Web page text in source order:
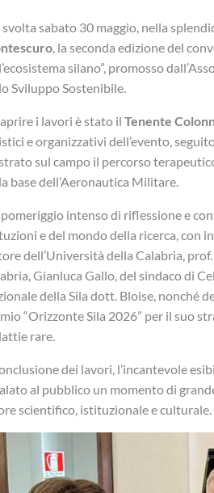
svolta sabato 30 maggio, nella
, la seconda edizione del
silano”, promosso
Sviluppo Sostenibile.
i lavori è stato il Tenente
e organizzativi dell’evento,
sul campo il percorso
base dell’Aeronautica Militare.
intenso di riflessione e
e del mondo della ricerca, con
dell’Università della Calabria,
Gianluca Gallo, del sindaco di
della Sila dott. Bloise, nonché
“Orizzonte Sila 2026” per il suo
rare.
dei lavori, l’incantevole
al pubblico un momento di
scientifico, istituzionale e culturale.